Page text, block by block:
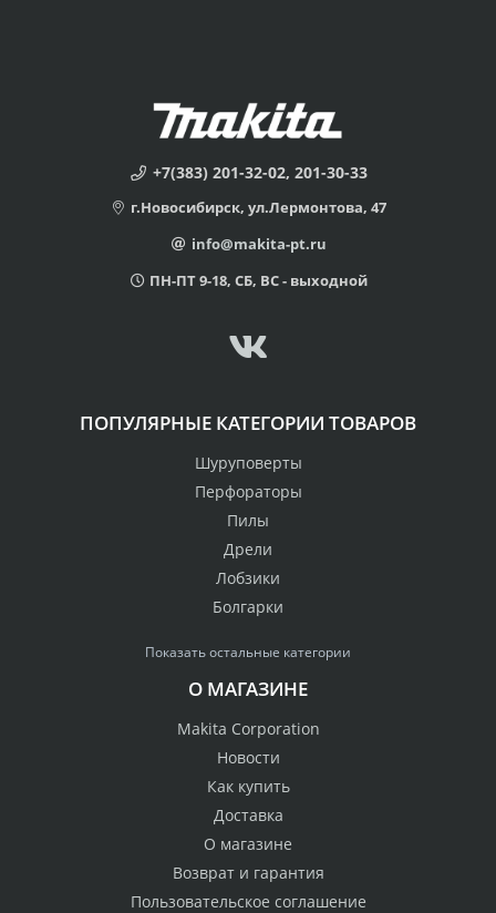
+7(383) 201-32-02, 201-30-33
г.Новосибирск, ул.Лермонтова, 47
info@makita-pt.ru
ПН-ПТ 9-18, СБ, ВС - выходной
ПОПУЛЯРНЫЕ КАТЕГОРИИ ТОВАРОВ
Шуруповерты
Перфораторы
Пилы
Дрели
Лобзики
Болгарки
Показать остальные категории
О МАГАЗИНЕ
Makita Corporation
Новости
Как купить
Доставка
О магазине
Возврат и гарантия
Пользовательское соглашение